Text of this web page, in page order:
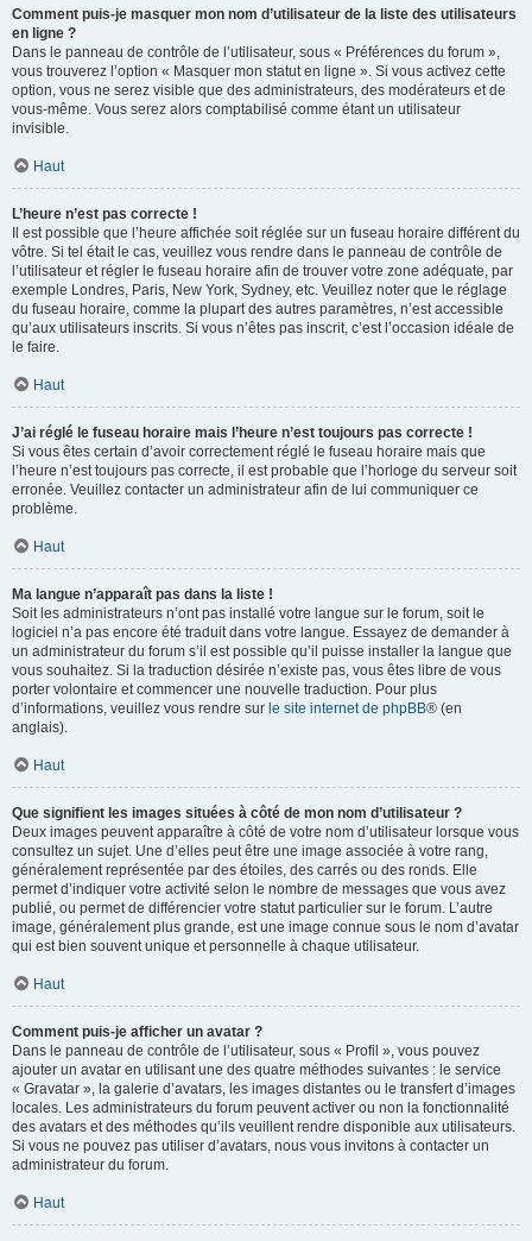
Comment puis-je masquer mon nom d’utilisateur de la liste des utilisateurs
en ligne ?
Dans le panneau de contrôle de l’utilisateur, sous « Préférences du forum »,
vous trouverez l’option « Masquer mon statut en ligne ». Si vous activez cette
option, vous ne serez visible que des administrateurs, des modérateurs et de
vous-même. Vous serez alors comptabilisé comme étant un utilisateur
invisible.
Haut
L’heure n’est pas correcte !
Il est possible que l’heure affichée soit réglée sur un fuseau horaire différent du
vôtre. Si tel était le cas, veuillez vous rendre dans le panneau de contrôle de
l’utilisateur et régler le fuseau horaire afin de trouver votre zone adéquate, par
exemple Londres, Paris, New York, Sydney, etc. Veuillez noter que le réglage
du fuseau horaire, comme la plupart des autres paramètres, n’est accessible
qu’aux utilisateurs inscrits. Si vous n’êtes pas inscrit, c’est l’occasion idéale de
le faire.
Haut
J’ai réglé le fuseau horaire mais l’heure n’est toujours pas correcte !
Si vous êtes certain d’avoir correctement réglé le fuseau horaire mais que
l’heure n’est toujours pas correcte, il est probable que l’horloge du serveur soit
erronée. Veuillez contacter un administrateur afin de lui communiquer ce
problème.
Haut
Ma langue n’apparaît pas dans la liste !
Soit les administrateurs n’ont pas installé votre langue sur le forum, soit le
logiciel n’a pas encore été traduit dans votre langue. Essayez de demander à
un administrateur du forum s’il est possible qu’il puisse installer la langue que
vous souhaitez. Si la traduction désirée n’existe pas, vous êtes libre de vous
porter volontaire et commencer une nouvelle traduction. Pour plus
d’informations, veuillez vous rendre sur le site internet de phpBB® (en
anglais).
Haut
Que signifient les images situées à côté de mon nom d’utilisateur ?
Deux images peuvent apparaître à côté de votre nom d’utilisateur lorsque vous
consultez un sujet. Une d’elles peut être une image associée à votre rang,
généralement représentée par des étoiles, des carrés ou des ronds. Elle
permet d’indiquer votre activité selon le nombre de messages que vous avez
publié, ou permet de différencier votre statut particulier sur le forum. L’autre
image, généralement plus grande, est une image connue sous le nom d’avatar
qui est bien souvent unique et personnelle à chaque utilisateur.
Haut
Comment puis-je afficher un avatar ?
Dans le panneau de contrôle de l’utilisateur, sous « Profil », vous pouvez
ajouter un avatar en utilisant une des quatre méthodes suivantes : le service
« Gravatar », la galerie d’avatars, les images distantes ou le transfert d’images
locales. Les administrateurs du forum peuvent activer ou non la fonctionnalité
des avatars et des méthodes qu’ils veuillent rendre disponible aux utilisateurs.
Si vous ne pouvez pas utiliser d’avatars, nous vous invitons à contacter un
administrateur du forum.
Haut